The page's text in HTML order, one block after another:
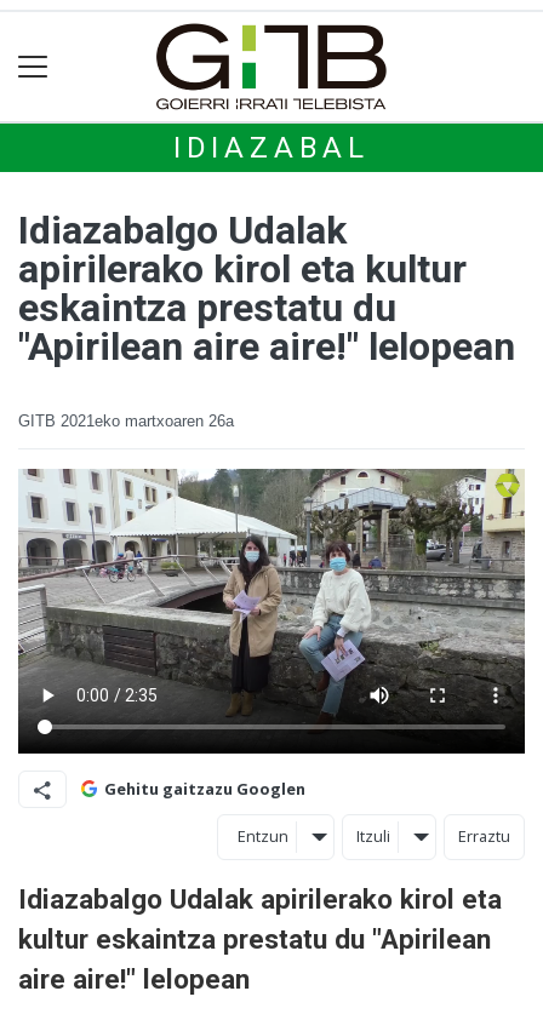
IDIAZABAL
Idiazabalgo Udalak
apirilerako kirol eta kultur
eskaintza prestatu du
"Apirilean aire aire!" lelopean
GITB 2021eko martxoaren 26a
Gehitu gaitzazu Googlen
Entzun Itzuli Erraztu
Idiazabalgo Udalak apirilerako kirol eta
kultur eskaintza prestatu du "Apirilean
aire aire!" lelopean